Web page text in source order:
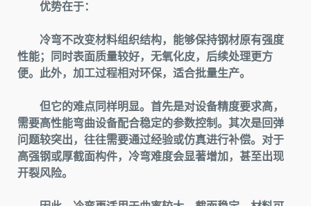
优势在于：
冷弯不改变材料组织结构，能够保持钢材原有强度
性能；同时表面质量较好，无氧化皮，后续处理更方
便。此外，加工过程相对环保，适合批量生产。
但它的难点同样明显。首先是对设备精度要求高，
需要高性能弯曲设备配合稳定的参数控制。其次是回弹
问题较突出，往往需要通过经验或仿真进行补偿。对于
高强钢或厚截面构件，冷弯难度会显著增加，甚至出现
开裂风险。